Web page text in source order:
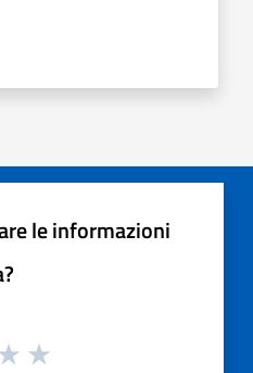
le informazioni